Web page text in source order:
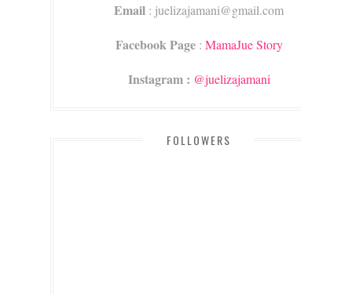
Email : juelizajamani@gmail.com
Facebook Page: MamaJue Story
Instagram : @juelizajamani
FOLLOWERS